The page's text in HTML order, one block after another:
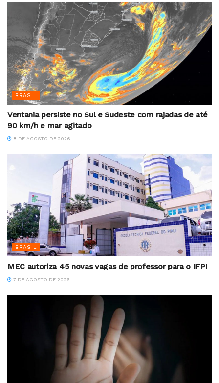
BRASIL
Ventania persiste no Sul e Sudeste com rajadas de até
90 km/h e mar agitado
8 DE AGOSTO DE 2026
BRASIL
MEC autoriza 45 novas vagas de professor para o IFPI
7 DE AGOSTO DE 2026